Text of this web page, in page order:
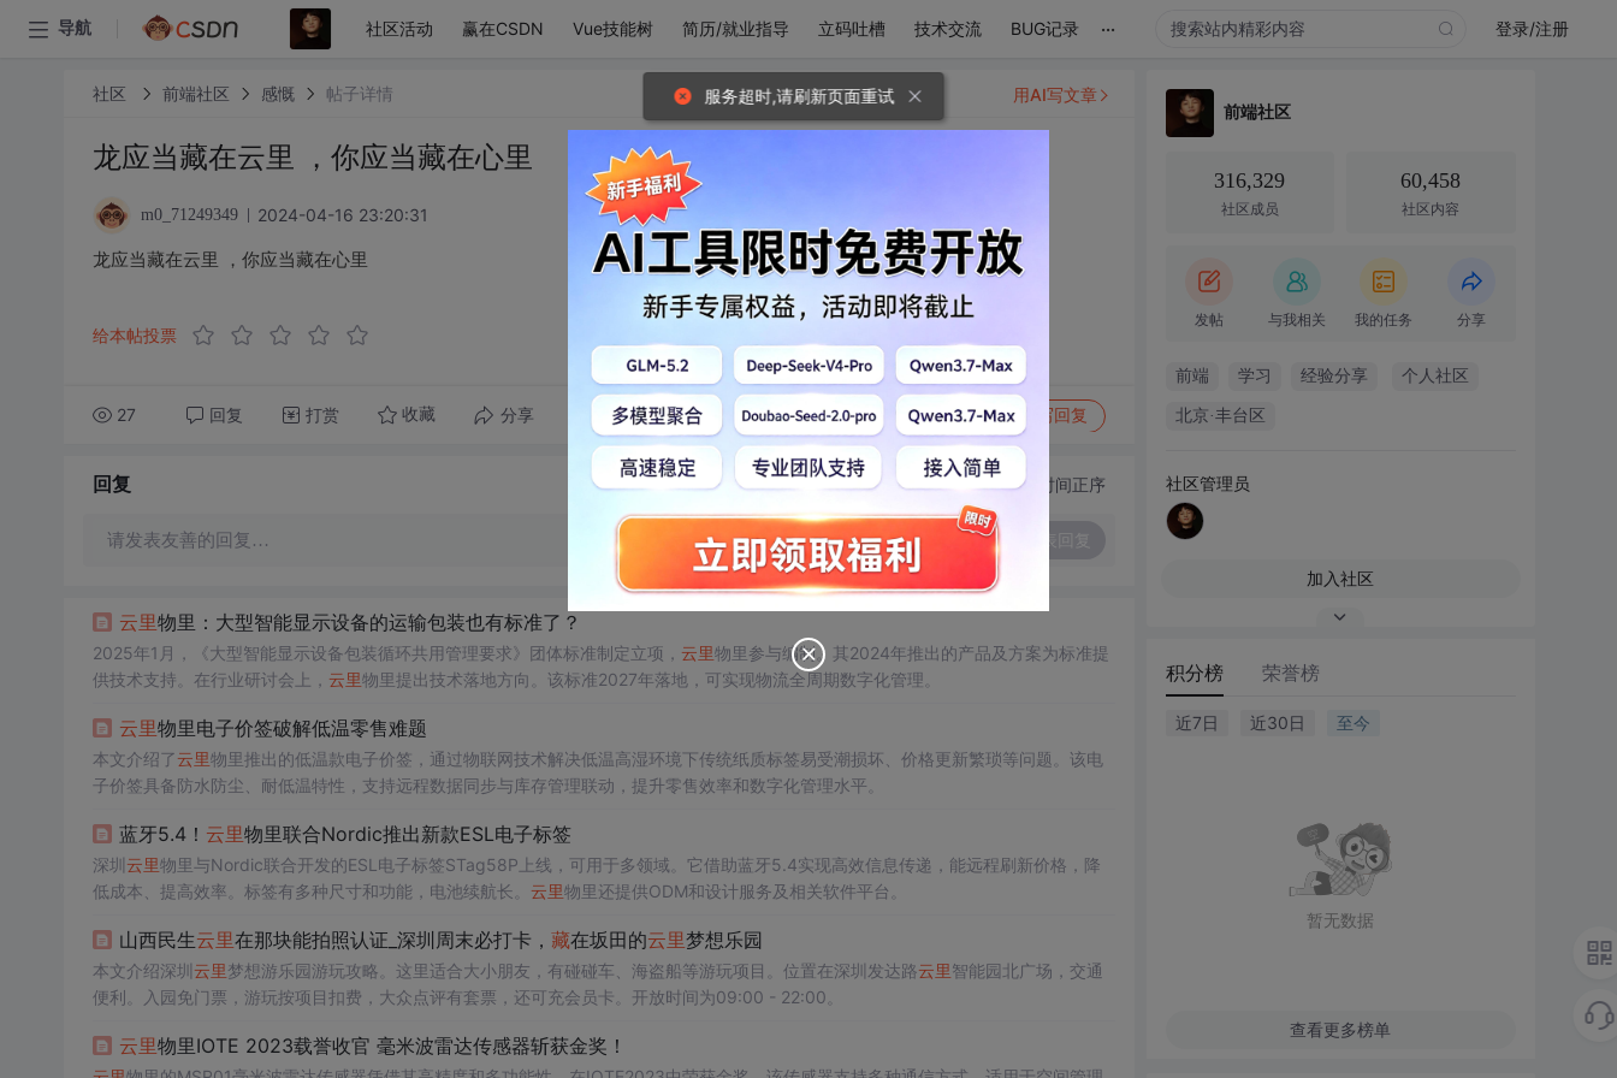
导航 社区活动 赢在CSDN Vue技能树 简历/就业指导 立码吐槽 技术交流 BUG记录 ... 登录/注册
社区 前端社区 感慨 帖子详情
龙应当藏在云里 ，你应当藏在心里
m0_71249349 2024-04-16 23:20:31
龙应当藏在云里 ，你应当藏在心里
给本帖投票
27 回复 打赏 收藏 分享 转发到动态 举报 写回复
用AI写文章
回复 切换为时间正序
请发表友善的回复…
云里物里：大型智能显示设备的运输包装也有标准了？
2025年1月，《大型智能显示设备包装循环共用管理要求》团体标准制定立项， 云里物里参与编制。其2024年推出的产品及方案为标准提
供技术支持。在行业研讨会上， 云里物里提出技术落地方向。该标准2027年落地，可实现物流全周期数字化管理。
云里物里电子价签破解低温零售难题
本文介绍了云里物里推出的低温款电子价签，通过物联网技术解决低温高湿环境下传统纸质标签易受潮损坏、价格更新繁琐等问题。该电
子价签具备防水防尘、耐低温特性，支持远程数据同步与库存管理联动，提升零售效率和数字化管理水平。
蓝牙5.4！ 云里物里联合Nordic推出新款ESL电子标签
深圳 云里物里与Nordic联合开发的ESL电子标签STag58P上线，可用于多领域。它借助蓝牙5.4实现高效信息传递，能远程刷新价格，降
低成本、提高效率。标签有多种尺寸和功能，电池续航长。 云里物里还提供ODM和设计服务及相关软件平台。
山西民生云里在那块能拍照认证_深圳周末必打卡， 藏在坂田的云里梦想乐园
本文介绍深圳 云里梦想游乐园游玩攻略。这里适合大小朋友，有碰碰车、海盗船等游玩项目。位置在深圳发达路云里智能园北广场，交通
便利。入园免门票，游玩按项目扣费，大众点评有套票，还可充会员卡。开放时间为09:00 - 22:00。
云里物里IOTE 2023载誉收官 毫米波雷达传感器斩获金奖！
前端社区
316,329
社区成员
60,458
社区内容
发帖 与我相关 我的任务 分享
前端 学习 经验分享 个人社区
北京·丰台区
社区管理员
加入社区
积分榜 荣誉榜
近7日 近30日 至今
暂无数据
查看更多榜单
服务超时,请刷新页面重试